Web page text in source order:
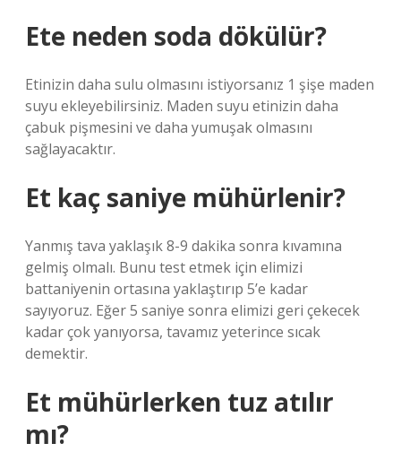
Ete neden soda dökülür?
Etinizin daha sulu olmasını istiyorsanız 1 şişe maden
suyu ekleyebilirsiniz. Maden suyu etinizin daha
çabuk pişmesini ve daha yumuşak olmasını
sağlayacaktır.
Et kaç saniye mühürlenir?
Yanmış tava yaklaşık 8-9 dakika sonra kıvamına
gelmiş olmalı. Bunu test etmek için elimizi
battaniyenin ortasına yaklaştırıp 5’e kadar
sayıyoruz. Eğer 5 saniye sonra elimizi geri çekecek
kadar çok yanıyorsa, tavamız yeterince sıcak
demektir.
Et mühürlerken tuz atılır
mı?